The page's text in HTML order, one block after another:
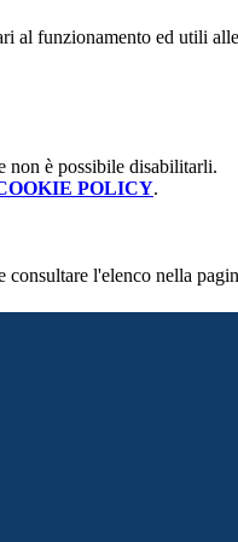
al funzionamento ed utili
non è possibile disabilitarli.
POLICY.
l'elenco nella